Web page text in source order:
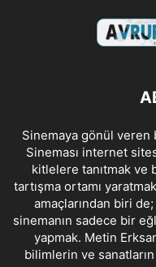
Sinemaya gönül
Sineması internet
kitlelere tanıtmak ve
tartışma ortamı
amaçlarından biri de;
sinemanın sadece bir
yapmak. Metin
bilimlerin ve sanatların